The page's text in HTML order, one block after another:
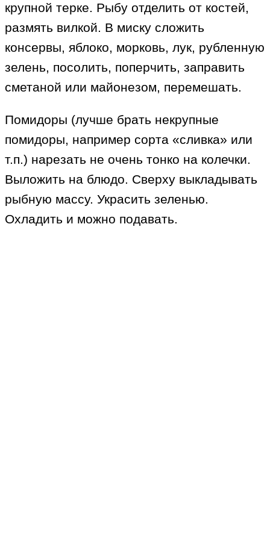
крупной терке. Рыбу отделить от костей,
размять вилкой. В миску сложить
консервы, яблоко, морковь, лук, рубленную
зелень, посолить, поперчить, заправить
сметаной или майонезом, перемешать.
Помидоры (лучше брать некрупные
помидоры, например сорта «сливка» или
т.п.) нарезать не очень тонко на колечки.
Выложить на блюдо. Сверху выкладывать
рыбную массу. Украсить зеленью.
Охладить и можно подавать.